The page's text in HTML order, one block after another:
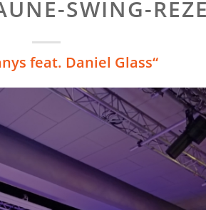
SWING-
feat. Daniel Glass“